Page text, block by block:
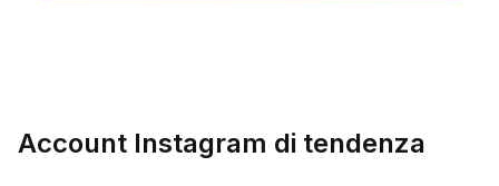
Account Instagram di tendenza